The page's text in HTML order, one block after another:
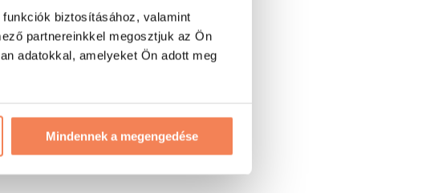
biztosításához, valamint
partnereinkkel megosztjuk az Ön
adatokkal, amelyeket Ön adott meg
Mindennek a megengedése